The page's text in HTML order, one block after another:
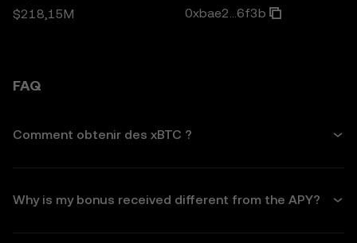
$218,15M 0xbae2...6f3b
FAQ
Comment obtenir des xBTC ?
Why is my bonus received different from the APY?